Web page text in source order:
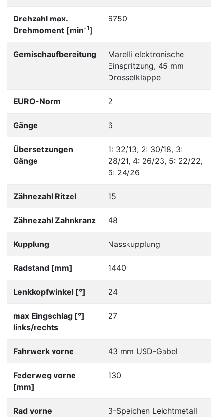
Drehzahl max.
Drehmoment [min-1]
6750
Gemischaufbereitung
Marelli elektronische
Einspritzung, 45 mm
Drosselklappe
EURO-Norm 2
Gänge 6
Übersetzungen
Gänge
1: 32/13, 2: 30/18, 3:
28/21, 4: 26/23, 5: 22/22,
6: 24/26
Zähnezahl Ritzel 15
Zähnezahl Zahnkranz 48
Kupplung Nasskupplung
Radstand [mm] 1440
Lenkkopfwinkel [°] 24
max Eingschlag [°]
links/rechts
27
Fahrwerk vorne 43 mm USD-Gabel
Federweg vorne
[mm]
130
Rad vorne
3-Speichen Leichtmetall